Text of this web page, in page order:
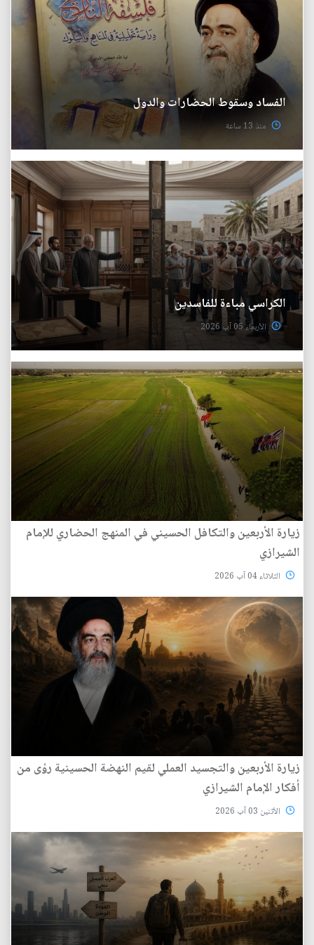
الفساد وسقوط الحضارات والدول
منذ 13 ساعة
الكراسي مباءة للفاسدين
الأربعاء 05 آب 2026
زيارة الأربعين والتكافل الحسيني في المنهج الحضاري للإمام
الشيرازي
الثلاثاء 04 آب 2026
زيارة الأربعين والتجسيد العملي لقيم النهضة الحسينية رؤى من
أفكار الإمام الشيرازي
الأثنين 03 آب 2026